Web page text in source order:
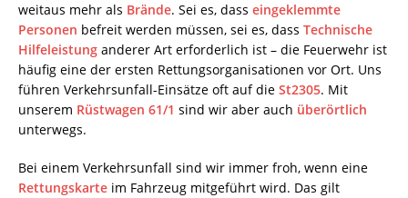
weitaus mehr als Brände. Sei es, dass eingeklemmte
Personen befreit werden müssen, sei es, dass Technische
Hilfeleistung anderer Art erforderlich ist – die Feuerwehr ist
häufig eine der ersten Rettungsorganisationen vor Ort. Uns
führen Verkehrsunfall-Einsätze oft auf die St2305. Mit
unserem Rüstwagen 61/1 sind wir aber auch überörtlich
unterwegs.
Bei einem Verkehrsunfall sind wir immer froh, wenn eine
Rettungskarte im Fahrzeug mitgeführt wird. Das gilt